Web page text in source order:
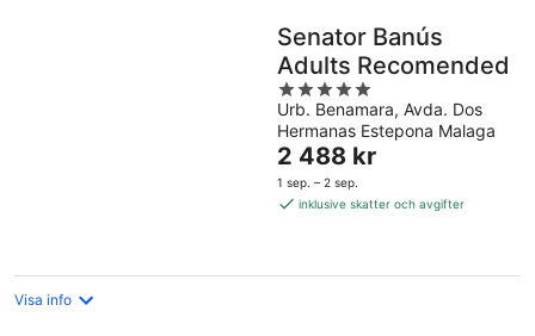
Senator Banús
Adults Recomended
5
out
of
5
Urb. Benamara, Avda. Dos
Hermanas Estepona Malaga
Priset
är
2 488 kr
2 488 kr
1 sep. – 2 sep.
inklusive skatter och avgifter
Visa info